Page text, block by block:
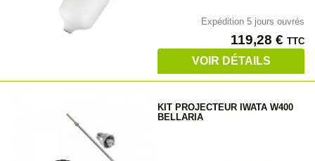
Expédition 5 jours ouvrés
Prix
119,28 € TTC
VOIR DÉTAILS
KIT PROJECTEUR IWATA W400
BELLARIA